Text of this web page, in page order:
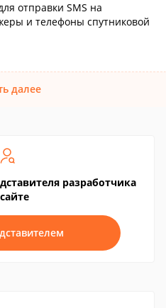
отправки SMS на
и телефоны спутниковой
далее
разработчика